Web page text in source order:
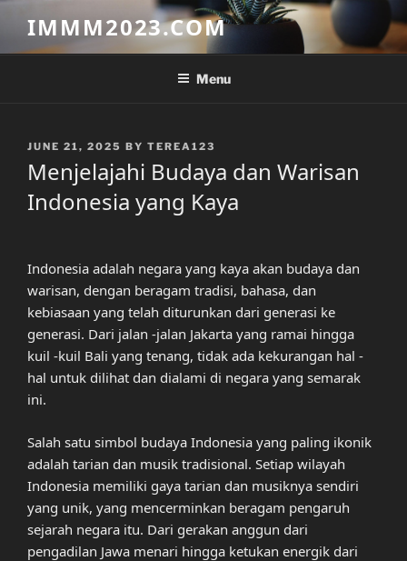
content
IMMM2023.COM
Menu
POSTED
JUNE 21, 2025 BY TEREA123
Menjelajahi Budaya dan Warisan
Indonesia yang Kaya
Indonesia adalah negara yang kaya akan budaya dan
warisan, dengan beragam tradisi, bahasa, dan
kebiasaan yang telah diturunkan dari generasi ke
generasi. Dari jalan -jalan Jakarta yang ramai hingga
kuil -kuil Bali yang tenang, tidak ada kekurangan hal -
hal untuk dilihat dan dialami di negara yang semarak
ini.
Salah satu simbol budaya Indonesia yang paling ikonik
adalah tarian dan musik tradisional. Setiap wilayah
Indonesia memiliki gaya tarian dan musiknya sendiri
yang unik, yang mencerminkan beragam pengaruh
sejarah negara itu. Dari gerakan anggun dari
pengadilan Jawa menari hingga ketukan energik dari